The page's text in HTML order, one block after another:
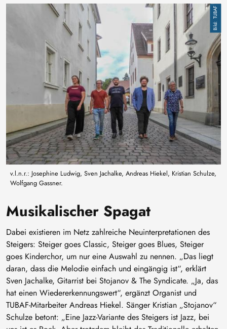
TUBAF
v.l.n.r.: Josephine Ludwig, Sven Jachalke, Andreas Hiekel, Kristian Schulze,
Wolfgang Gassner.
Musikalischer Spagat
Dabei existieren im Netz zahlreiche Neuinterpretationen des
Steigers: Steiger goes Classic, Steiger goes Blues, Steiger
goes Kinderchor, um nur eine Auswahl zu nennen. „Das liegt
daran, dass die Melodie einfach und eingängig ist“, erklärt
Sven Jachalke, Gitarrist bei Stojanov & The Syndicate. „Ja, das
hat einen Wiedererkennungswert“, ergänzt Organist und
TUBAF-Mitarbeiter Andreas Hiekel. Sänger Kristian „Stojanov“
Schulze betont: „Eine Jazz-Variante des Steigers ist Jazz, bei